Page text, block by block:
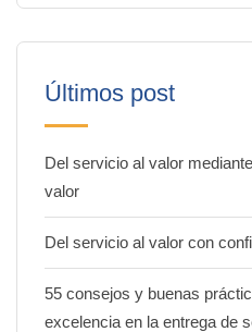
Últimos post
Del servicio al valor
valor
Del servicio al valor con
55 consejos y buenas
excelencia en la entrega de